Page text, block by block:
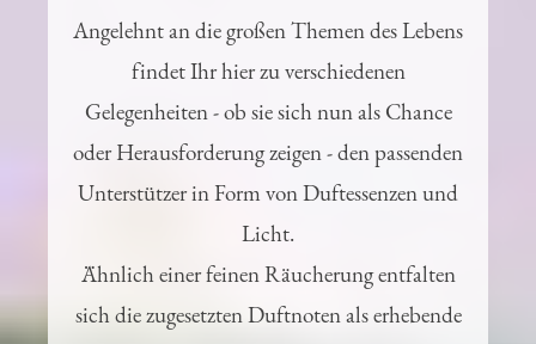
Angelehnt an die großen Themen des Lebens
findet Ihr hier zu verschiedenen
Gelegenheiten - ob sie sich nun als Chance
oder Herausforderung zeigen - den passenden
Unterstützer in Form von Duftessenzen und
Licht.
Ähnlich einer feinen Räucherung entfalten
sich die zugesetzten Duftnoten als erhebende